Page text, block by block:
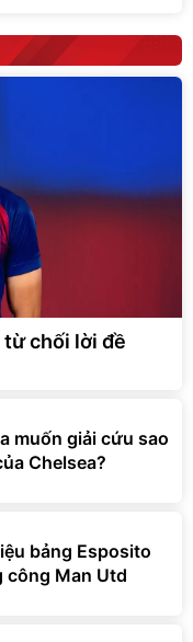
từ chối lời đề
muốn giải cứu sao
Chelsea?
bảng Esposito
công Man Utd